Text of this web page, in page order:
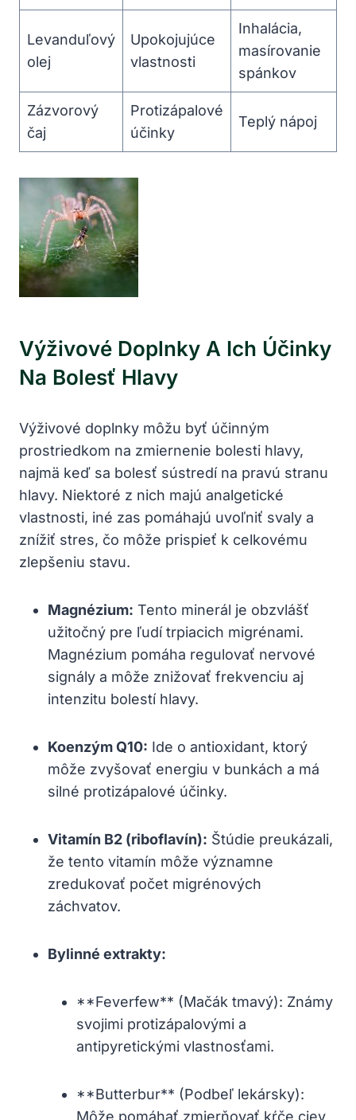
Levanduľový
olej
Upokojujúce
vlastnosti
Inhalácia,
masírovanie
spánkov
Zázvorový
čaj
Protizápalové
účinky
Teplý nápoj
Výživové Doplnky A Ich Účinky
Na Bolesť Hlavy
Výživové doplnky môžu byť účinným
prostriedkom na zmiernenie bolesti hlavy,
najmä keď sa bolesť sústredí na pravú stranu
hlavy. Niektoré z nich majú analgetické
vlastnosti, iné zas pomáhajú uvoľniť svaly a
znížiť stres, čo môže prispieť k celkovému
zlepšeniu stavu.
Magnézium: Tento minerál je obzvlášť
užitočný pre ľudí trpiacich migrénami.
Magnézium pomáha regulovať nervové
signály a môže znižovať frekvenciu aj
intenzitu bolestí hlavy.
Koenzým Q10: Ide o antioxidant, ktorý
môže zvyšovať energiu v bunkách a má
silné protizápalové účinky.
Vitamín B2 (riboflavín): Štúdie preukázali,
že tento vitamín môže významne
zredukovať počet migrénových
záchvatov.
Bylinné extrakty:
**Feverfew** (Mačák tmavý): Známy
svojimi protizápalovými a
antipyretickými vlastnosťami.
**Butterbur** (Podbeľ lekársky):
Môže pomáhať zmierňovať kŕče ciev